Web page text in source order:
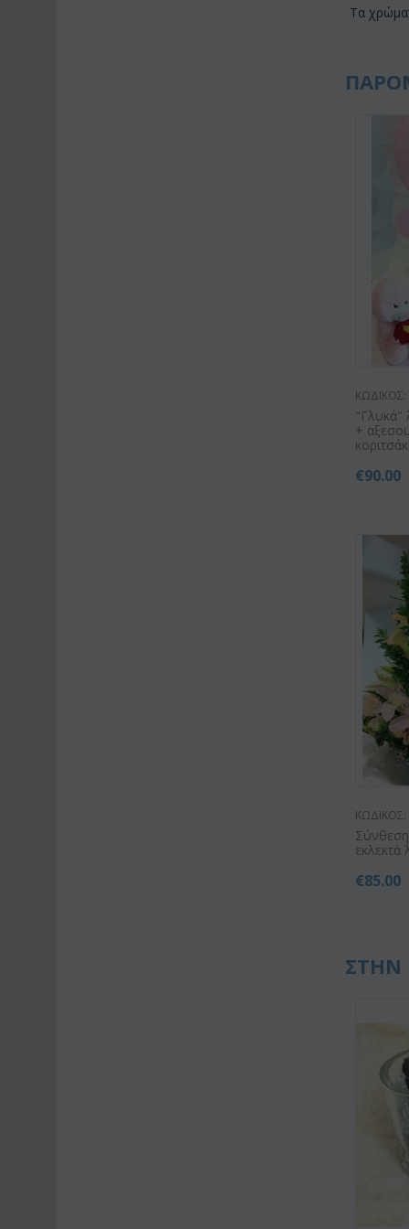
Τα
ΚΩΔΙΚΟΣ:
"Γλυκά"
+
€90.00
ΚΩΔΙΚΟΣ:
€85.00
ΣΤΗΝ